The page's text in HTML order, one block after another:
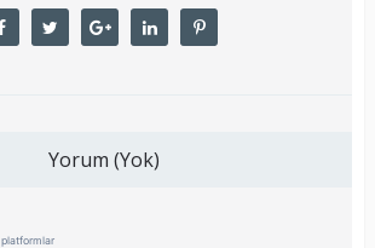
Yorum (Yok)
platformlar